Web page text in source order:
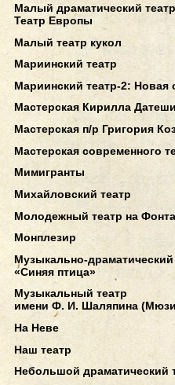
Малый драматический
Театр Европы
Малый театр кукол
Мариинский театр
Мариинский театр-2: Новая
Мастерская Кирилла
Мастерская п/р Григория
Мастерская современного
Мимигранты
Михайловский театр
Молодежный театр на
Монплезир
Музыкально-драматический
«Синяя птица»
Музыкальный театр
имени Ф. И. Шаляпина
На Неве
Наш театр
Небольшой драматический